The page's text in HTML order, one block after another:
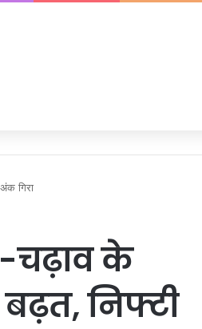
गिरा
चढ़ाव के
निफ्टी